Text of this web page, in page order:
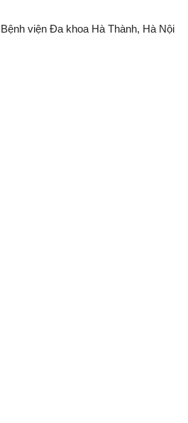
viện Đa khoa Hà Thành, Hà Nội